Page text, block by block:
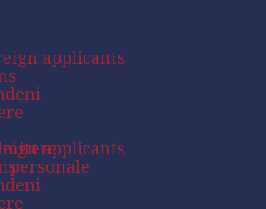
applicants
personale
applicants